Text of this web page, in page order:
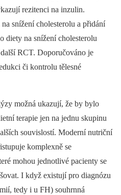
rezitenci na inzulin.
snížení cholesterolu a přidání
diety na snížení cholesterolu
RCT. Doporučováno je
či kontrolu tělesné
možná ukazují, že by bylo
terapie jen na jednu skupinu
souvislostí. Moderní nutriční
komplexně se
mohou jednotlivé pacienty se
I když existují pro diagnózu
tedy i u FH) souhrnná